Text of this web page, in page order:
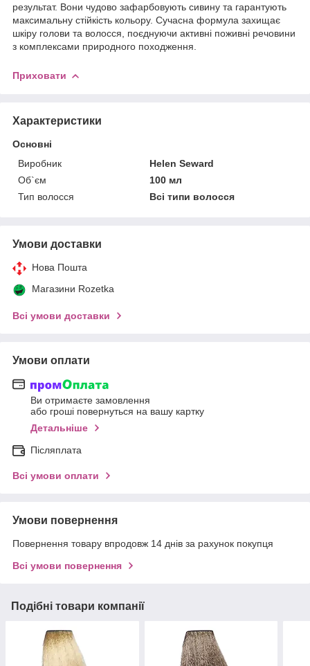
результат. Вони чудово зафарбовують сивину та гарантують
максимальну стійкість кольору. Сучасна формула захищає
шкіру голови та волосся, поєднуючи активні поживні речовини
з комплексами природного походження.
Приховати
Характеристики
Основні
Виробник
Helen Seward
Об`єм
100 мл
Тип волосся
Всі типи волосся
Умови доставки
Нова Пошта
Магазини Rozetka
Всі умови доставки
Умови оплати
Ви отримаєте замовлення
або гроші повернуться на вашу картку
Детальніше
Післяплата
Всі умови оплати
Умови повернення
Повернення товару впродовж 14 днів за рахунок покупця
Всі умови повернення
Подібні товари компанії